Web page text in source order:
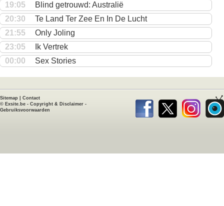
19:05
Blind getrouwd: Australië
20:30
Te Land Ter Zee En In De Lucht
21:55
Only Joling
23:05
Ik Vertrek
00:00
Sex Stories
Sitemap
Contact
© Exsite.be - Copyright & Disclaimer -
Gebruiksvoorwaarden